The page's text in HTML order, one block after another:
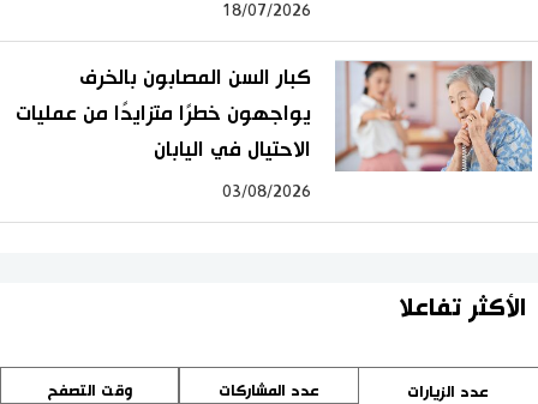
18/07/2026
كبار السن المصابون بالخرف
يواجهون خطرًا متزايدًا من عمليات
الاحتيال في اليابان
03/08/2026
الأكثر تفاعلا
عدد الزيارات عدد المشاركات وقت التصفح